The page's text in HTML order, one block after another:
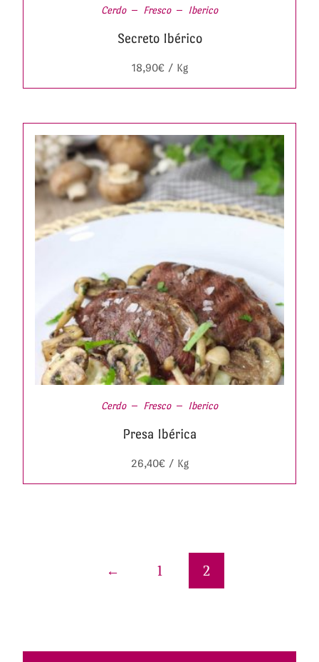
Cerdo Fresco Iberico
Secreto Ibérico
18,90€/ Kg
Cerdo Fresco Iberico
Presa Ibérica
26,40€/ Kg
← 1 2